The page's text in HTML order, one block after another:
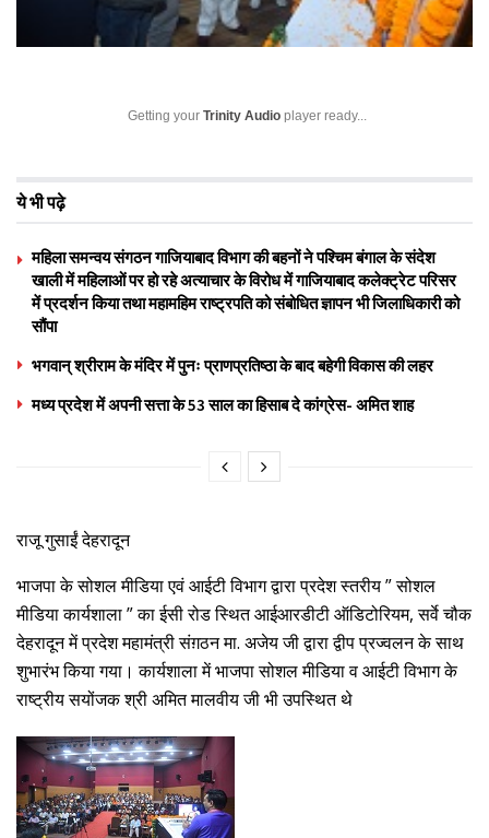
Getting your Trinity Audio player ready...
ये भी पढ़े
महिला समन्वय संगठन गाजियाबाद विभाग की बहनों ने पश्चिम बंगाल के संदेश
खाली में महिलाओं पर हो रहे अत्याचार के विरोध में गाजियाबाद कलेक्ट्रेट परिसर
में प्रदर्शन किया तथा महामहिम राष्ट्रपति को संबोधित ज्ञापन भी जिलाधिकारी को
सौंपा
भगवान् श्रीराम के मंदिर में पुनः प्राणप्रतिष्ठा के बाद बहेगी विकास की लहर
मध्य प्रदेश में अपनी सत्ता के 53 साल का हिसाब दे कांग्रेस- अमित शाह
राजू गुसाईं देहरादून
भाजपा के सोशल मीडिया एवं आईटी विभाग द्वारा प्रदेश स्तरीय ” सोशल
मीडिया कार्यशाला ” का ईसी रोड स्थित आईआरडीटी ऑडिटोरियम, सर्वे चौक
देहरादून में प्रदेश महामंत्री संग़ठन मा. अजेय जी द्वारा द्वीप प्रज्वलन के साथ
शुभारंभ किया गया। कार्यशाला में भाजपा सोशल मीडिया व आईटी विभाग के
राष्ट्रीय सयोंजक श्री अमित मालवीय जी भी उपस्थित थे